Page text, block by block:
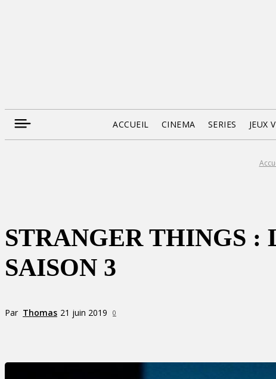
ACCUEIL CINEMA SERIES JEUX
STRANGER THINGS
SAISON 3
Par Thomas 21 juin 2019 0